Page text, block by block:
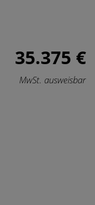
35.375 €
MwSt. ausweisbar